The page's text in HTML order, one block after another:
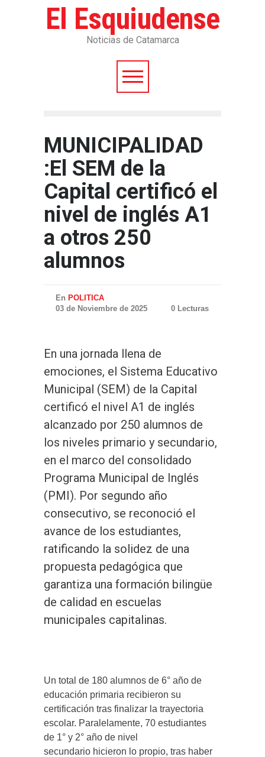
El Esquiudense
Noticias de Catamarca
MUNICIPALIDAD
:El SEM de la
Capital certificó el
nivel de inglés A1
a otros 250
alumnos
En POLITICA
03 de Noviembre de 2025
0 Lecturas
En una jornada llena de
emociones, el Sistema Educativo
Municipal (SEM) de la Capital
certificó el nivel A1 de inglés
alcanzado por 250 alumnos de
los niveles primario y secundario,
en el marco del consolidado
Programa Municipal de Inglés
(PMI). Por segundo año
consecutivo, se reconoció el
avance de los estudiantes,
ratificando la solidez de una
propuesta pedagógica que
garantiza una formación bilingüe
de calidad en escuelas
municipales capitalinas.
Un total de 180 alumnos de 6° año de
educación primaria recibieron su
certificación tras finalizar la trayectoria
escolar. Paralelamente, 70 estudiantes
de 1° y 2° año de nivel
secundario hicieron lo propio, tras haber